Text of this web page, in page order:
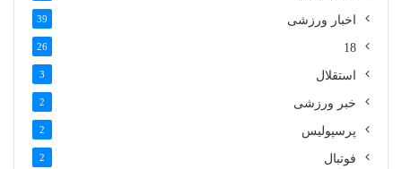
اخبار ورزشی 39
18
26
استقلال 3
خبر ورزشی 2
پرسپولیس 2
فوتبال 2